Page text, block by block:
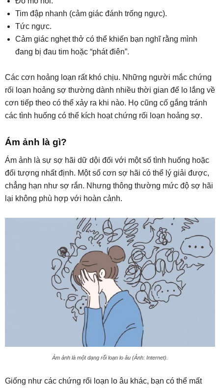
Tim đập nhanh (cảm giác đánh trống ngực).
Tức ngực.
Cảm giác nghẹt thở có thể khiến bạn nghĩ rằng mình
đang bị đau tim hoặc “phát điên”.
Các cơn hoảng loạn rất khó chịu. Những người mắc chứng
rối loạn hoảng sợ thường dành nhiều thời gian để lo lắng về
cơn tiếp theo có thể xảy ra khi nào. Họ cũng cố gắng tránh
các tình huống có thể kích hoạt chứng rối loạn hoảng sợ.
Ám ảnh là gì?
Ám ảnh là sự sợ hãi dữ dội đối với một số tình huống hoặc
đối tượng nhất định. Một số cơn sợ hãi có thể lý giải được,
chẳng hạn như sợ rắn. Nhưng thông thường mức độ sợ hãi
lại không phù hợp với hoàn cảnh.
Ám ảnh là một dạng rối loạn lo âu (Ảnh: Internet).
Giống như các chứng rối loạn lo âu khác, bạn có thể mất